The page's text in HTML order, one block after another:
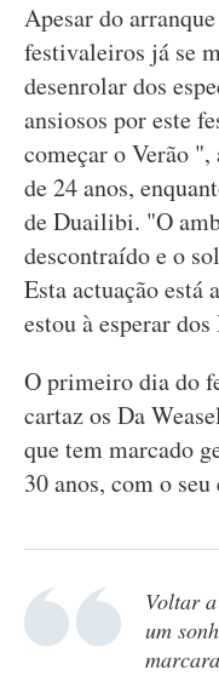
Apesar do
festivaleiros já se
desenrolar dos
ansiosos por este
começar o Verão
de 24 anos,
de Duailibi. "O
descontraído e o
Esta actuação está
estou à esperar
O primeiro dia do
cartaz os Da
que tem marcado
30 anos, com o
Voltar
um